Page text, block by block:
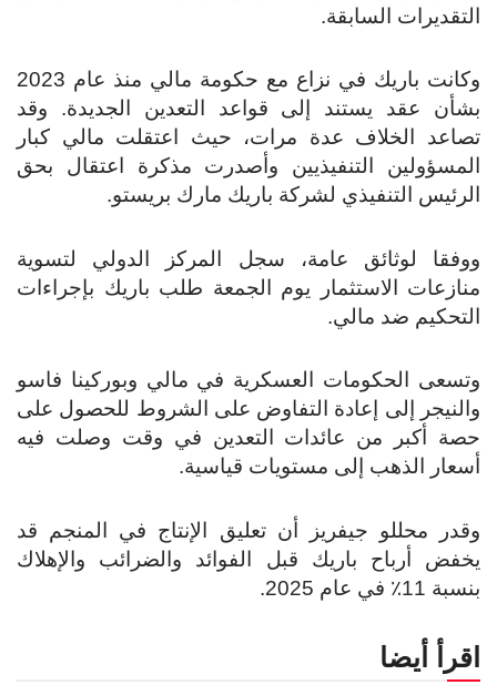
التقديرات السابقة.
وكانت باريك في نزاع مع حكومة مالي منذ عام 2023
بشأن عقد يستند إلى قواعد التعدين الجديدة. وقد
تصاعد الخلاف عدة مرات، حيث اعتقلت مالي كبار
المسؤولين التنفيذيين وأصدرت مذكرة اعتقال بحق
الرئيس التنفيذي لشركة باريك مارك بريستو.
ووفقا لوثائق عامة، سجل المركز الدولي لتسوية
منازعات الاستثمار يوم الجمعة طلب باريك بإجراءات
التحكيم ضد مالي.
وتسعى الحكومات العسكرية في مالي وبوركينا فاسو
والنيجر إلى إعادة التفاوض على الشروط للحصول على
حصة أكبر من عائدات التعدين في وقت وصلت فيه
أسعار الذهب إلى مستويات قياسية.
وقدر محللو جيفريز أن تعليق الإنتاج في المنجم قد
يخفض أرباح باريك قبل الفوائد والضرائب والإهلاك
بنسبة 11٪ في عام 2025.
اقرأ أيضا